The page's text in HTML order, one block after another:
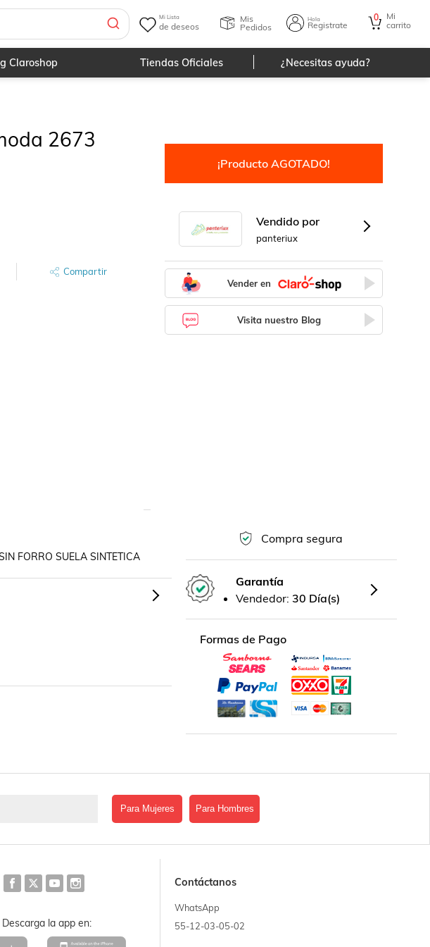
Mi Lista
de deseos
Mis
Pedidos
Hola
Registrate
0
Mi
carrito
Claroshop Tiendas Oficiales ¿Necesitas ayuda?
2673
Compartir
¡Producto AGOTADO!
Vendido por
panteriux
Vender en
Visita nuestro Blog
FORRO SUELA SINTETICA
Compra segura
Garantía
Vendedor: 30 Día(s)
Formas de Pago
Para Mujeres Para Hombres
Descarga la app en:
Contáctanos
WhatsApp
55-12-03-05-02